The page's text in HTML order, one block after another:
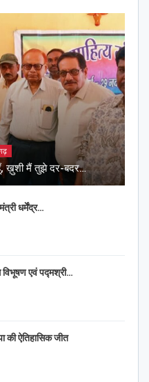
हूँ, ख़ुशी मैं तुझे दर-बदर…
धर्मेंद्र…
विभूषण एवं पद्मश्री…
की ऐतिहासिक जीत